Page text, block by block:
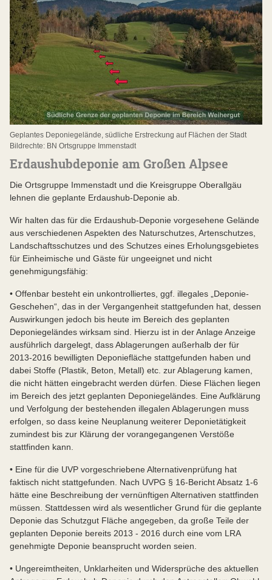
Geplantes Deponiegelände, südliche Erstreckung auf Flächen der Stadt
Bildrechte: BN Ortsgruppe Immenstadt
Erdaushubdeponie am Großen Alpsee
Die Ortsgruppe Immenstadt und die Kreisgruppe Oberallgäu
lehnen die geplante Erdaushub-Deponie ab.
Wir halten das für die Erdaushub-Deponie vorgesehene Gelände
aus verschiedenen Aspekten des Naturschutzes, Artenschutzes,
Landschaftsschutzes und des Schutzes eines Erholungsgebietes
für Einheimische und Gäste für ungeeignet und nicht
genehmigungsfähig:
• Offenbar besteht ein unkontrolliertes, ggf. illegales „Deponie-
Geschehen“, das in der Vergangenheit stattgefunden hat, dessen
Auswirkungen jedoch bis heute im Bereich des geplanten
Deponiegeländes wirksam sind. Hierzu ist in der Anlage Anzeige
ausführlich dargelegt, dass Ablagerungen außerhalb der für
2013-2016 bewilligten Deponiefläche stattgefunden haben und
dabei Stoffe (Plastik, Beton, Metall) etc. zur Ablagerung kamen,
die nicht hätten eingebracht werden dürfen. Diese Flächen liegen
im Bereich des jetzt geplanten Deponiegeländes. Eine Aufklärung
und Verfolgung der bestehenden illegalen Ablagerungen muss
erfolgen, so dass keine Neuplanung weiterer Deponietätigkeit
zumindest bis zur Klärung der vorangegangenen Verstöße
stattfinden kann.
• Eine für die UVP vorgeschriebene Alternativenprüfung hat
faktisch nicht stattgefunden. Nach UVPG § 16-Bericht Absatz 1-6
hätte eine Beschreibung der vernünftigen Alternativen stattfinden
müssen. Stattdessen wird als wesentlicher Grund für die geplante
Deponie das Schutzgut Fläche angegeben, da große Teile der
geplanten Deponie bereits 2013 - 2016 durch eine vom LRA
genehmigte Deponie beansprucht worden seien.
• Ungereimtheiten, Unklarheiten und Widersprüche des aktuellen